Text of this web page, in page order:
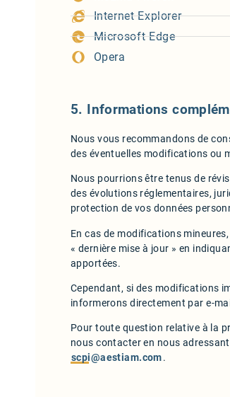
Internet Explorer
Microsoft Edge
Opera
5. Informations
Nous vous recommandons de
des éventuelles modifications ou
Nous pourrions être tenus de
des évolutions réglementaires,
protection de vos données
En cas de modifications
« dernière mise à jour » en
apportées.
Cependant, si des modifications
informerons directement par e-
Pour toute question relative à la
nous contacter en nous adressant
scpi@aestiam.com.